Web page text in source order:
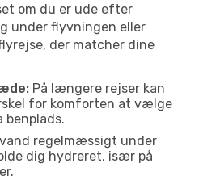
om du er ude efter
under flyvningen eller
der matcher dine
På længere rejser kan
for komforten at vælge
benplads.
regelmæssigt under
dig hydreret, især på